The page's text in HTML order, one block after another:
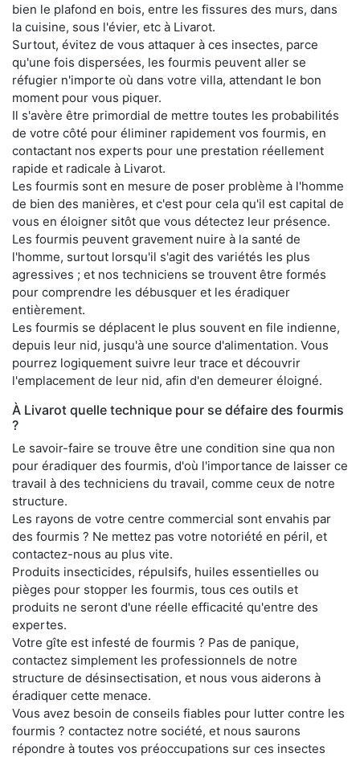
bien le plafond en bois, entre les fissures des murs, dans
la cuisine, sous l'évier, etc à Livarot.
Surtout, évitez de vous attaquer à ces insectes, parce
qu'une fois dispersées, les fourmis peuvent aller se
réfugier n'importe où dans votre villa, attendant le bon
moment pour vous piquer.
Il s'avère être primordial de mettre toutes les probabilités
de votre côté pour éliminer rapidement vos fourmis, en
contactant nos experts pour une prestation réellement
rapide et radicale à Livarot.
Les fourmis sont en mesure de poser problème à l'homme
de bien des manières, et c'est pour cela qu'il est capital de
vous en éloigner sitôt que vous détectez leur présence.
Les fourmis peuvent gravement nuire à la santé de
l'homme, surtout lorsqu'il s'agit des variétés les plus
agressives ; et nos techniciens se trouvent être formés
pour comprendre les débusquer et les éradiquer
entièrement.
Les fourmis se déplacent le plus souvent en file indienne,
depuis leur nid, jusqu'à une source d'alimentation. Vous
pourrez logiquement suivre leur trace et découvrir
l'emplacement de leur nid, afin d'en demeurer éloigné.
À Livarot quelle technique pour se défaire des fourmis
?
Le savoir-faire se trouve être une condition sine qua non
pour éradiquer des fourmis, d'où l'importance de laisser ce
travail à des techniciens du travail, comme ceux de notre
structure.
Les rayons de votre centre commercial sont envahis par
des fourmis ? Ne mettez pas votre notoriété en péril, et
contactez-nous au plus vite.
Produits insecticides, répulsifs, huiles essentielles ou
pièges pour stopper les fourmis, tous ces outils et
produits ne seront d'une réelle efficacité qu'entre des
expertes.
Votre gîte est infesté de fourmis ? Pas de panique,
contactez simplement les professionnels de notre
structure de désinsectisation, et nous vous aiderons à
éradiquer cette menace.
Vous avez besoin de conseils fiables pour lutter contre les
fourmis ? contactez notre société, et nous saurons
répondre à toutes vos préoccupations sur ces insectes